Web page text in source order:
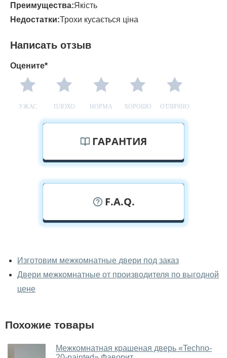
Преимущества:Якість
Недостатки:Трохи кусається ціна
Написать отзыв
Оцените*
УЖАС ПЛОХО НОРМА ХОРОШО ОТЛИЧНО
ГАРАНТИЯ
F.A.Q.
межкомнатные заказные двери
вживую?
Да, можно посмотреть межкомнатные заказные двери
Изготовим межкомнатные двери под заказ
Двери межкомнатные от производителя по выгодной
цене
Похожие товары
Межкомнатная крашеная дверь «Techno-